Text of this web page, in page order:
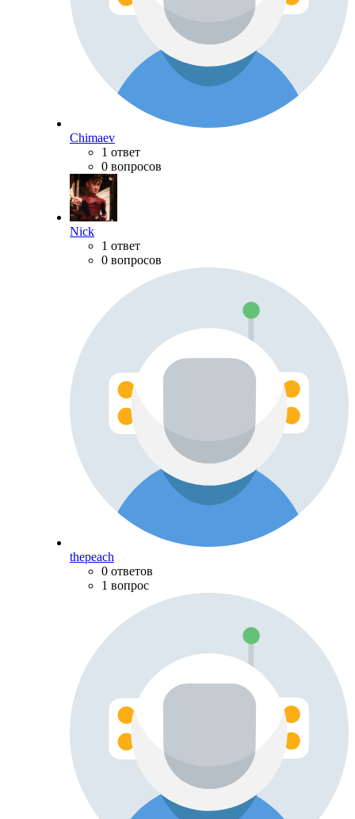
Chimaev
1 ответ
0 вопросов
Nick
1 ответ
0 вопросов
thepeach
0 ответов
1 вопрос